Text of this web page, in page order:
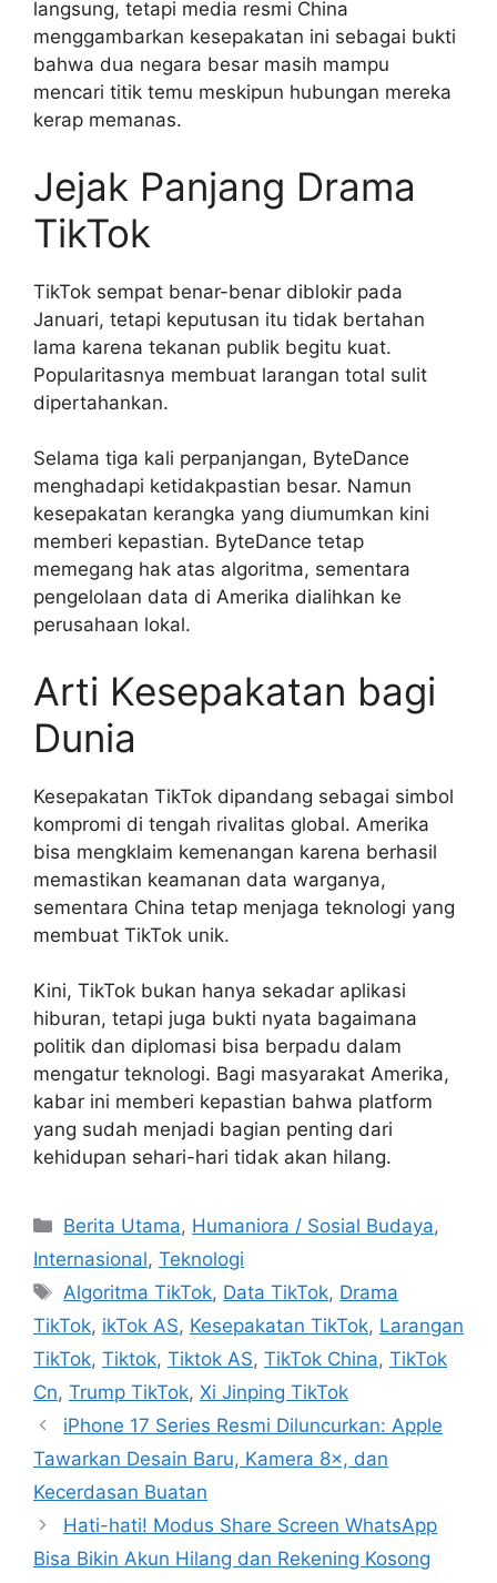
langsung, tetapi media resmi China
menggambarkan kesepakatan ini sebagai bukti
bahwa dua negara besar masih mampu
mencari titik temu meskipun hubungan mereka
kerap memanas.
Jejak Panjang Drama
TikTok
TikTok sempat benar-benar diblokir pada
Januari, tetapi keputusan itu tidak bertahan
lama karena tekanan publik begitu kuat.
Popularitasnya membuat larangan total sulit
dipertahankan.
Selama tiga kali perpanjangan, ByteDance
menghadapi ketidakpastian besar. Namun
kesepakatan kerangka yang diumumkan kini
memberi kepastian. ByteDance tetap
memegang hak atas algoritma, sementara
pengelolaan data di Amerika dialihkan ke
perusahaan lokal.
Arti Kesepakatan bagi
Dunia
Kesepakatan TikTok dipandang sebagai simbol
kompromi di tengah rivalitas global. Amerika
bisa mengklaim kemenangan karena berhasil
memastikan keamanan data warganya,
sementara China tetap menjaga teknologi yang
membuat TikTok unik.
Kini, TikTok bukan hanya sekadar aplikasi
hiburan, tetapi juga bukti nyata bagaimana
politik dan diplomasi bisa berpadu dalam
mengatur teknologi. Bagi masyarakat Amerika,
kabar ini memberi kepastian bahwa platform
yang sudah menjadi bagian penting dari
kehidupan sehari-hari tidak akan hilang.
C
a
e
g
o
r
i
s
Berita Utama, Humaniora / Sosial Budaya,
Internasional, Teknologi
T
a
s
Algoritma TikTok, Data TikTok, Drama
TikTok, ikTok AS, Kesepakatan TikTok, Larangan
TikTok, Tiktok, Tiktok AS, TikTok China, TikTok
Cn, Trump TikTok, Xi Jinping TikTok
iPhone 17 Series Resmi Diluncurkan: Apple
Tawarkan Desain Baru, Kamera 8×, dan
Kecerdasan Buatan
Hati-hati! Modus Share Screen WhatsApp
Bisa Bikin Akun Hilang dan Rekening Kosong